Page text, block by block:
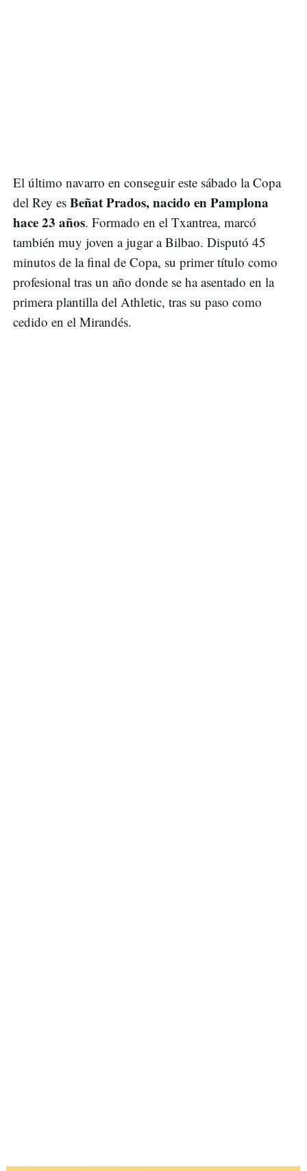
El último navarro en conseguir este sábado la Copa
del Rey es Beñat Prados, nacido en Pamplona
hace 23 años. Formado en el Txantrea, marcó
también muy joven a jugar a Bilbao. Disputó 45
minutos de la final de Copa, su primer título como
profesional tras un año donde se ha asentado en la
primera plantilla del Athletic, tras su paso como
cedido en el Mirandés.